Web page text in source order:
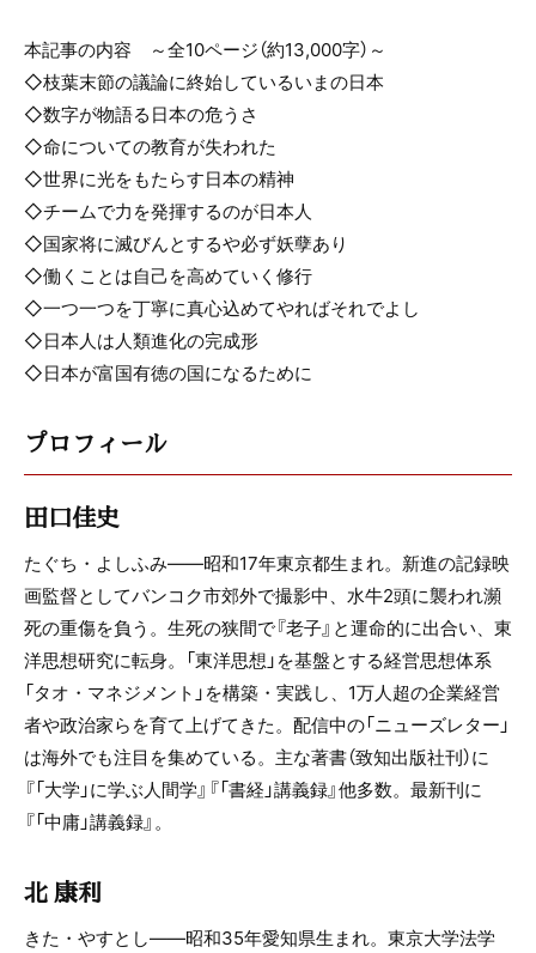
本記事の内容 ～全10ページ（約13,000字）～
◇枝葉末節の議論に終始しているいまの日本
◇数字が物語る日本の危うさ
◇命についての教育が失われた
◇世界に光をもたらす日本の精神
◇チームで力を発揮するのが日本人
◇国家将に滅びんとするや必ず妖孽あり
◇働くことは自己を高めていく修行
◇一つ一つを丁寧に真心込めてやればそれでよし
◇日本人は人類進化の完成形
◇日本が富国有徳の国になるために
プロフィール
田口佳史
たぐち・よしふみ――昭和17年東京都生まれ。新進の記録映
画監督としてバンコク市郊外で撮影中、水牛2頭に襲われ瀕
死の重傷を負う。生死の狭間で『老子』と運命的に出合い、東
洋思想研究に転身。「東洋思想」を基盤とする経営思想体系
「タオ・マネジメント」を構築・実践し、1万人超の企業経営
者や政治家らを育て上げてきた。配信中の「ニューズレター」
は海外でも注目を集めている。主な著書（致知出版社刊）に
『「大学」に学ぶ人間学』『「書経」講義録』他多数。最新刊に
『「中庸」講義録』。
北 康利
きた・やすとし――昭和35年愛知県生まれ。東京大学法学